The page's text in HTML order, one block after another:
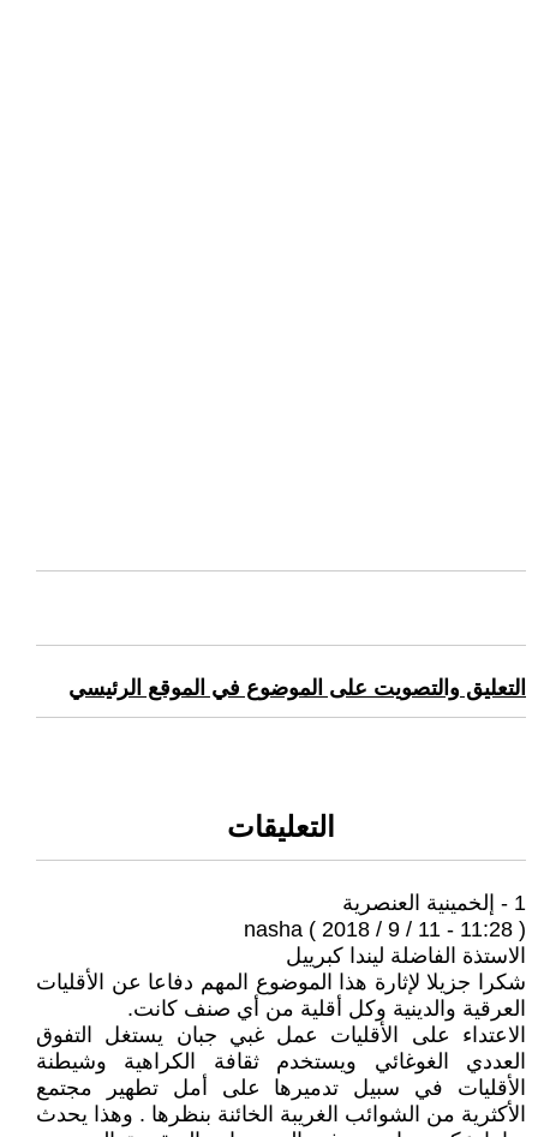
التعليق والتصويت على الموضوع في الموقع الرئيسي
التعليقات
1 - إلخمينية العنصرية
nasha ( 2018 / 9 / 11 - 11:28 )
الاستذة الفاضلة ليندا كبرييل
شكرا جزيلا لإثارة هذا الموضوع المهم دفاعا عن الأقليات
العرقية والدينية وكل أقلية من أي صنف كانت.
الاعتداء على الأقليات عمل غبي جبان يستغل التفوق
العددي الغوغائي ويستخدم ثقافة الكراهية وشيطنة
الأقليات في سبيل تدميرها على أمل تطهير مجتمع
الأكثرية من الشوائب الغريبة الخائنة بنظرها . وهذا يحدث